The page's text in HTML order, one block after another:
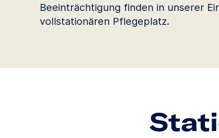
Beeinträchtigung finden in unserer
vollstationären Pflegeplatz.